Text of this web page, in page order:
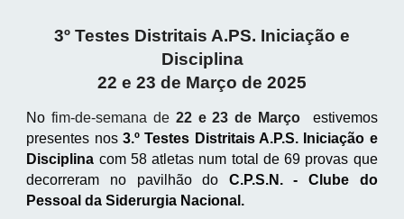
3º Testes Distritais A.PS. Iniciação e
Disciplina
22 e 23 de Março de 2025
Nofim-de-semana de 22 e 23 de Março
estivemos
presentes nos3.º Testes Distritais A.P.S. Iniciação e
Disciplina com 58 atletas num total de 69 provas que
decorreram no pavilhão do C.P.S.N. - Clube do
Pessoal da Siderurgia Nacional.